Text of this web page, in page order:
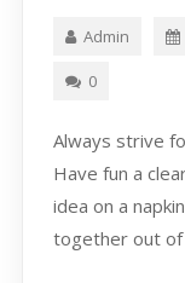
Admin
0
Always strive
Have fun a
idea on a
together out of